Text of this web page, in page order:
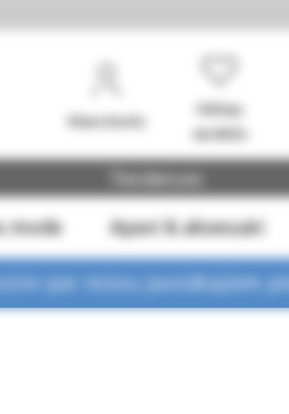
Mans konts
Vēlmju
saraksts
mode Apavi & aksesuāri
Tendences
par mūsu jaunākajiem